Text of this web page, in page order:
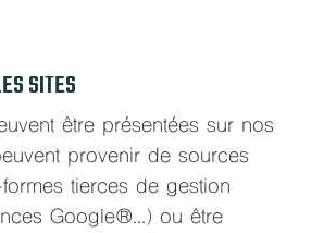
SITES
être présentées sur nos
provenir de sources
tierces de gestion
Google®…) ou être